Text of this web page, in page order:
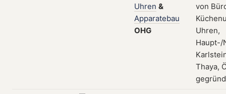
Uhren &
Apparatebau
OHG
von
Uhren,
Haupt-/
Thaya,